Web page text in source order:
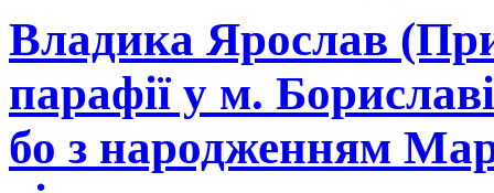
Владика Ярослав
парафії у м.
бо з народженням